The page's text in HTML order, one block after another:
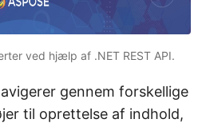
ved hjælp af .NET REST API.
gennem forskellige
til oprettelse af indhold,